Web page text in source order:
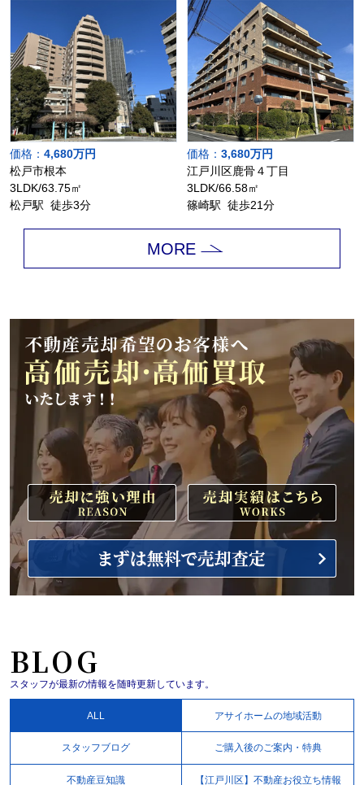
価格： 4,680万円
松戸市根本
3LDK/63.75㎡
松戸駅 徒歩3分
価格： 3,680万円
江戸川区鹿骨４丁目
3LDK/66.58㎡
篠崎駅 徒歩21分
MORE
BLOG
スタッフが最新の情報を随時更新しています。
ALL アサイホームの地域活動
スタッフブログ ご購入後のご案内・特典
不動産豆知識 【江戸川区】不動産お役立ち情報